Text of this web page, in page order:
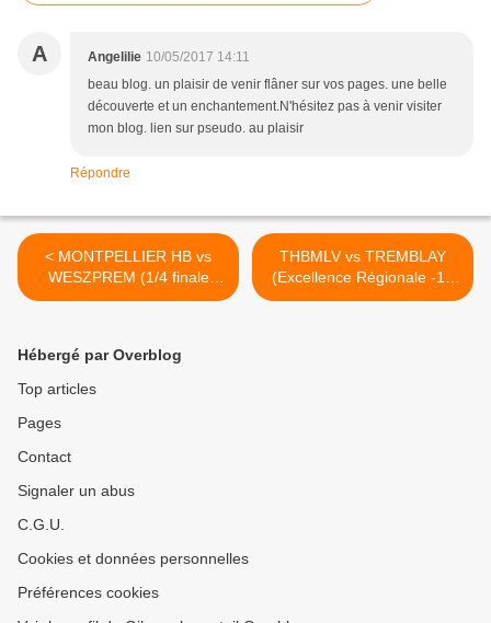
A Angelilie 10/05/2017 14:11
beau blog. un plaisir de venir flâner sur vos pages. une belle
découverte et un enchantement.N'hésitez pas à venir visiter
mon blog. lien sur pseudo. au plaisir
Répondre
< MONTPELLIER HB vs
WESZPREM (1/4 finale
Champions League 2017)
THBMLV vs TREMBLAY
(Excellence Régionale -17
Ans) 13.05.2017 >
Hébergé par Overblog
Top articles
Pages
Contact
Signaler un abus
C.G.U.
Cookies et données personnelles
Préférences cookies